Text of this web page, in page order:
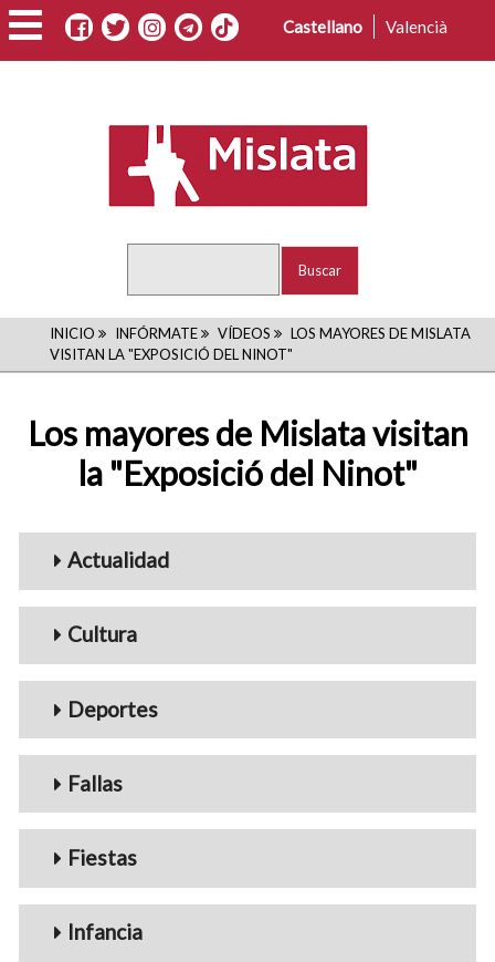
Pasar
al
contenido
Castellano Valencià
RUTA
DE
NAVEGACIÓN
INICIO INFÓRMATE VÍDEOS
LOS MAYORES DE MISLATA
VISITAN LA "EXPOSICIÓ DEL NINOT"
Los mayores de Mislata visitan
la "Exposició del Ninot"
Menu_Videos
Actualidad
Cultura
Deportes
Fallas
Fiestas
Infancia